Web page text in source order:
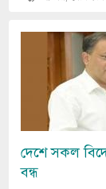
Image
দেশে সকল
বন্ধ